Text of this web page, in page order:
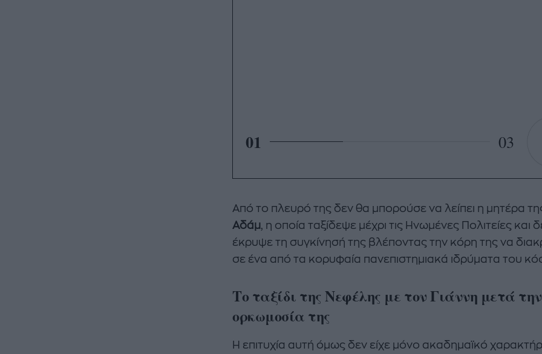
01 03
Από το πλευρό της δεν θα μπορούσε να λείπει η μητέρα
Αδάμ, η οποία ταξίδεψε μέχρι τις Ηνωμένες Πολιτείες και
έκρυψε τη συγκίνησή της βλέποντας την κόρη της να
σε ένα από τα κορυφαία πανεπιστημιακά ιδρύματα του
Το ταξίδι της Νεφέλης με τον Γιάννη μετά την
ορκωμοσία της
Η επιτυχία αυτή όμως δεν είχε μόνο ακαδημαϊκό